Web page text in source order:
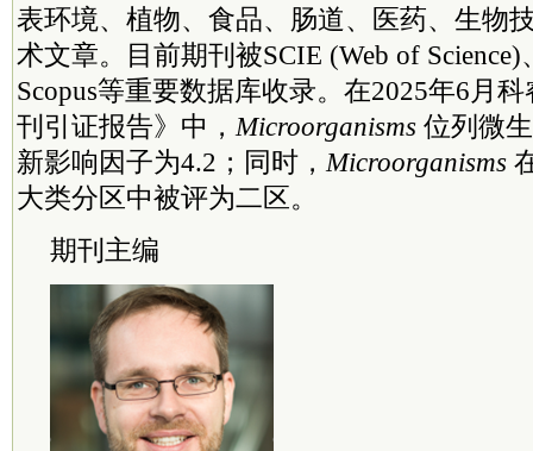
表环境、植物、食品、肠道、医药、生物
术文章。目前期刊被SCIE (Web of
Scopus等重要数据库收录。在2025年6月
刊引证报告》中， Microorganisms 位列微
新影响因子为4.2；同时， Microorganisms
大类分区中被评为二区。
期刊主编